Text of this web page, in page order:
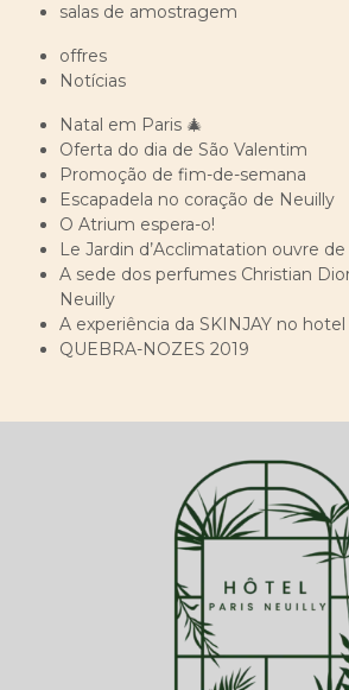
salas de amostragem
offres
Notícias
Natal em Paris 🎄
Oferta do dia de São Valentim
Promoção de fim-de-semana
Escapadela no coração de Neuilly
O Atrium espera-o!
Le Jardin d’Acclimatation ouvre
A sede dos perfumes Christian
Neuilly
A experiência da SKINJAY no
QUEBRA-NOZES 2019